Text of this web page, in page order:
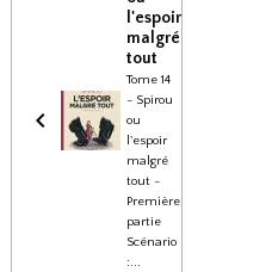
l'espoir
malgré
tout
Tome 14
- Spirou
ou
l'espoir
malgré
tout -
Première
partie
Scénario
:...